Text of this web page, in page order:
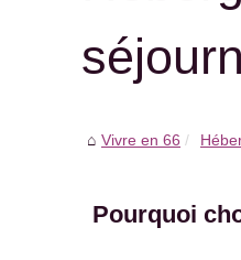
Vivre en 66
Pourquoi